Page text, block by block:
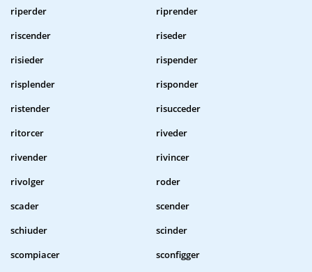
riperder
riprender
riscender
riseder
risieder
rispender
risplender
risponder
ristender
risucceder
ritorcer
riveder
rivender
rivincer
rivolger
roder
scader
scender
schiuder
scinder
scompiacer
sconfigger